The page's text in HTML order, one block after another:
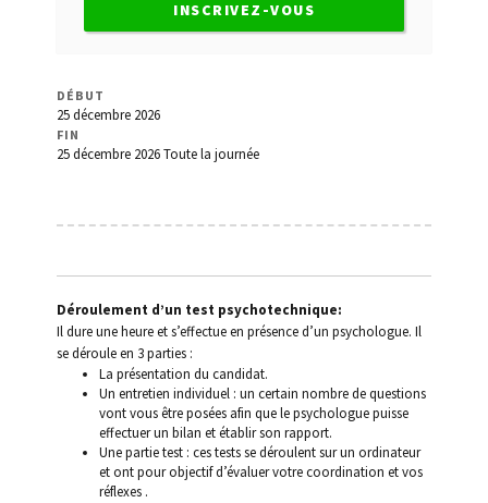
Contact
Déroulement d’un test psychotechnique
Les lettres 48/49/7
Médecins agréés
Mon Compte
Permis à points
INSCRIVEZ-VOUS
DÉBUT
25 décembre 2026
FIN
25 décembre 2026Toute la journée
Déroulement d’un test psychotechnique:
Il dure une heure et s’effectue en présence d’un psychologue. Il
se déroule en 3 parties :
La présentation du candidat.
Un entretien individuel : un certain nombre de questions
vont vous être posées afin que le psychologue puisse
effectuer un bilan et établir son rapport.
Une partie test : ces tests se déroulent sur un ordinateur
et ont pour objectif d’évaluer votre coordination et vos
réflexes .